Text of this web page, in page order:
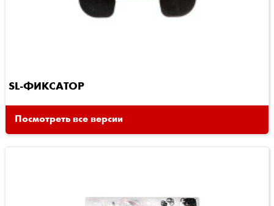
SL-ФИКСАТОР
Посмотреть все версии